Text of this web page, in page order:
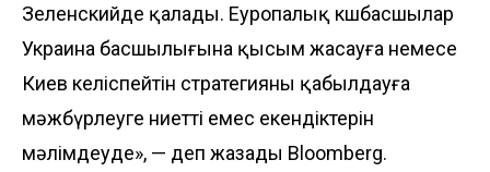
Зеленскийде қалады. Еуропалық көшбасшылар
Украина басшылығына қысым жасауға немесе
Киев келіспейтін стратегияны қабылдауға
мәжбүрлеуге ниетті емес екендіктерін
мәлімдеуде», — деп жазады Bloomberg.